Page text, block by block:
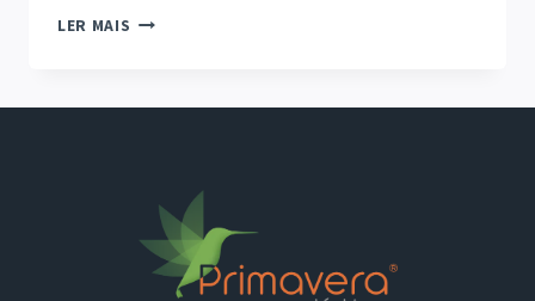
LER MAIS TELAS